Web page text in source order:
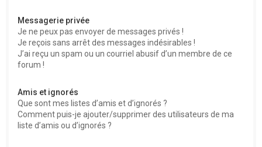
Messagerie privée
Je ne peux pas envoyer de messages privés !
Je reçois sans arrêt des messages indésirables !
J’ai reçu un spam ou un courriel abusif d’un membre de ce
forum !
Amis et ignorés
Que sont mes listes d’amis et d’ignorés ?
Comment puis-je ajouter/supprimer des utilisateurs de ma
liste d’amis ou d’ignorés ?